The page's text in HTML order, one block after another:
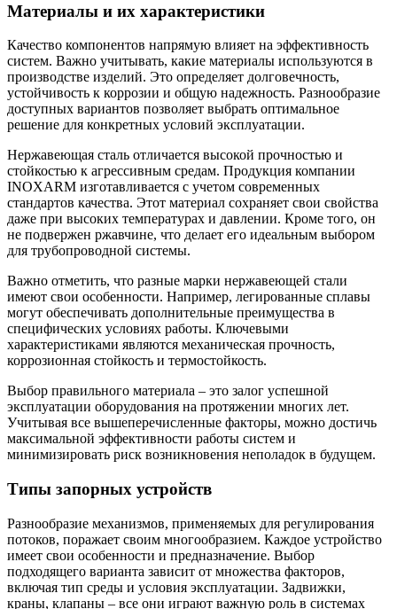
Материалы и их характеристики
Качество компонентов напрямую влияет на эффективность
систем. Важно учитывать, какие материалы используются в
производстве изделий. Это определяет долговечность,
устойчивость к коррозии и общую надежность. Разнообразие
доступных вариантов позволяет выбрать оптимальное
решение для конкретных условий эксплуатации.
Нержавеющая сталь отличается высокой прочностью и
стойкостью к агрессивным средам. Продукция компании
INOXARM изготавливается с учетом современных
стандартов качества. Этот материал сохраняет свои свойства
даже при высоких температурах и давлении. Кроме того, он
не подвержен ржавчине, что делает его идеальным выбором
для трубопроводной системы.
Важно отметить, что разные марки нержавеющей стали
имеют свои особенности. Например, легированные сплавы
могут обеспечивать дополнительные преимущества в
специфических условиях работы. Ключевыми
характеристиками являются механическая прочность,
коррозионная стойкость и термостойкость.
Выбор правильного материала – это залог успешной
эксплуатации оборудования на протяжении многих лет.
Учитывая все вышеперечисленные факторы, можно достичь
максимальной эффективности работы систем и
минимизировать риск возникновения неполадок в будущем.
Типы запорных устройств
Разнообразие механизмов, применяемых для регулирования
потоков, поражает своим многообразием. Каждое устройство
имеет свои особенности и предназначение. Выбор
подходящего варианта зависит от множества факторов,
включая тип среды и условия эксплуатации. Задвижки,
краны, клапаны – все они играют важную роль в системах